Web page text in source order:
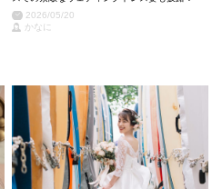
2026/05/20
かなに